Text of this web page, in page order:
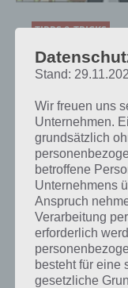
TIPPS & TRICKS
SIMPSONS
DIESEM
PAUL STELZER -27.
[caption
width="150"] Die
EA[/caption]
Springfield einen
Stand:
Wir freuen uns
Unternehmen.
grundsätzlich
betroffene
Unternehmens
Anspruch
Verarbeitung
erforderlich
besteht für eine
gesetzliche